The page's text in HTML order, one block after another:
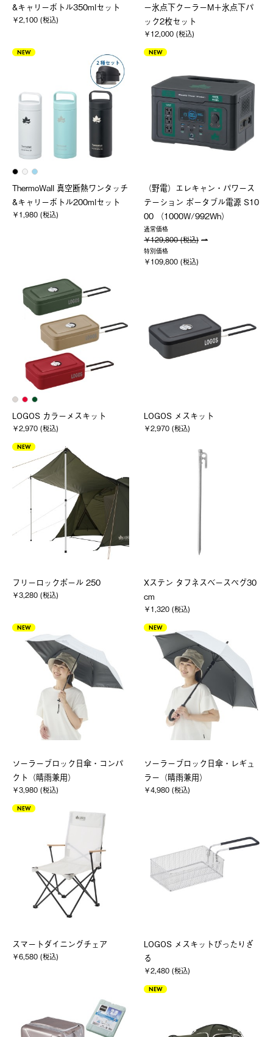
&キャリーボトル350mlセット
￥2,100 (税込)
ー氷点下クーラーM＋氷点下パ
ック2枚セット
￥12,000 (税込)
NEW
ThermoWall 真空断熱ワンタッチ
&キャリーボトル200mlセット
￥1,980 (税込)
NEW
（野電）エレキャン・パワース
テーション ポータブル電源 S10
00 （1000W/992Wh）
通常価格
￥129,800 (税込)
特別価格
￥109,800 (税込)
LOGOS カラーメスキット
￥2,970 (税込)
LOGOS メスキット
￥2,970 (税込)
NEW
フリーロックポール 250
￥3,280 (税込)
Xステン タフネスベースペグ30
cm
￥1,320 (税込)
NEW
ソーラーブロック日傘・コンパ
クト（晴雨兼用）
￥3,980 (税込)
NEW
ソーラーブロック日傘・レギュ
ラー（晴雨兼用）
￥4,980 (税込)
NEW
スマートダイニングチェア
￥6,580 (税込)
LOGOS メスキットぴったりざ
る
￥2,480 (税込)
NEW